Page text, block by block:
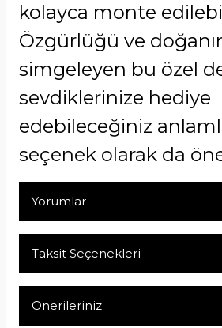
kolayca monte
Özgürlüğü ve
simgeleyen bu özel
sevdiklerinize hediye
edebileceğiniz
seçenek olarak da
Yorumlar
Taksit Seçenekleri
Önerileriniz